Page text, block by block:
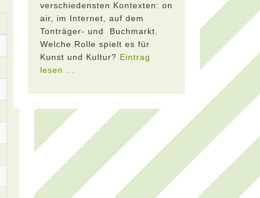
verschiedensten Kontexten: on
air, im Internet, auf dem
Tonträger- und Buchmarkt.
Welche Rolle spielt es für
Kunst und Kultur? Eintrag
lesen ...